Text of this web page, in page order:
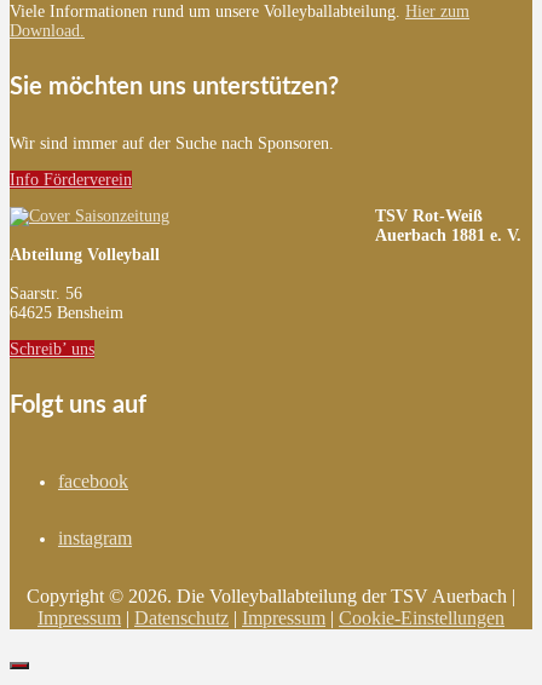
Viele Informationen rund um unsere Volleyballabteilung. Hier zum
Download.
Sie möchten uns unterstützen?
Wir sind immer auf der Suche nach Sponsoren.
Info Förderverein
TSV Rot-Weiß
Auerbach 1881 e. V.
Abteilung Volleyball
Saarstr. 56
64625 Bensheim
Schreib’ uns
Folgt uns auf
facebook
instagram
Copyright © 2026. Die Volleyballabteilung der TSV Auerbach |
Impressum | Datenschutz | Impressum | Cookie-Einstellungen